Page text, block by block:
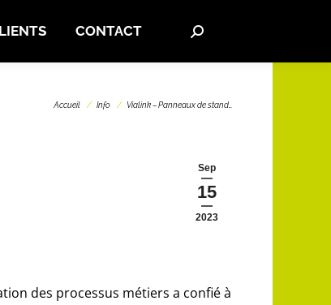
CONTACT Search:
Vous êtes ici :
Accueil Info Vialink – Panneaux de stand…
Sep
15
2023
des processus métiers a confié à
CONTACT Search: